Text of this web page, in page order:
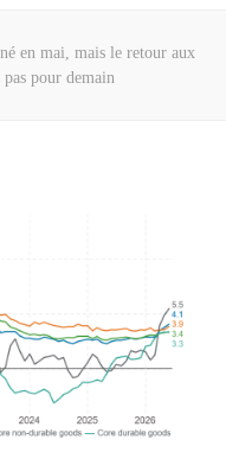
en mai, mais le retour aux
pas pour demain